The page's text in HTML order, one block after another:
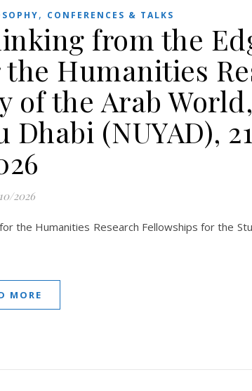
, CONFERENCES & TALKS
from the
Humanities
of the Arab
(NUYAD),
2026
the Humanities Research Fellowships for the
MORE